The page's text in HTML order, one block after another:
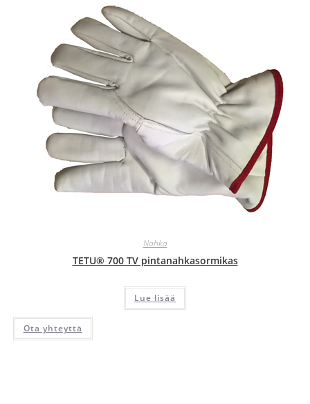
Nahka
TETU® 700 TV pintanahkasormikas
Lue lisää
Ota yhteyttä